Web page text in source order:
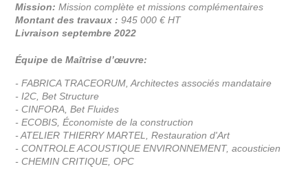
Mission: Mission complète et missions complémentaires
Montant des travaux : 945 000 € HT
Livraison septembre 2022
ÉquipedeMaîtrise d’œuvre:
- FABRICA TRACEORUM, Architectes associés mandataire
- I2C, Bet Structure
- CINFORA, Bet Fluides
- ECOBIS, Économiste de la construction
- ATELIER THIERRY MARTEL, Restauration d'Art
- CONTROLE ACOUSTIQUE ENVIRONNEMENT, acousticien
- CHEMIN CRITIQUE, OPC